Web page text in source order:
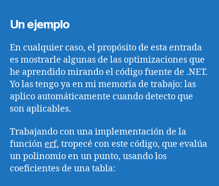
Un ejemplo
En cualquier caso, el propósito de esta entrada
es mostrarle algunas de las optimizaciones que
he aprendido mirando el código fuente de .NET.
Yo las tengo ya en mi memoria de trabajo: las
aplico automáticamente cuando detecto que
son aplicables.
Trabajando con una implementación de la
función erf, tropecé con este código, que evalúa
un polinomio en un punto, usando los
coeficientes de una tabla: